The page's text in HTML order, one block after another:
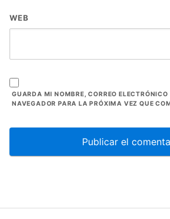
WEB
GUARDA MI NOMBRE, CORREO ELECTRÓNICO
NAVEGADOR PARA LA PRÓXIMA VEZ QUE